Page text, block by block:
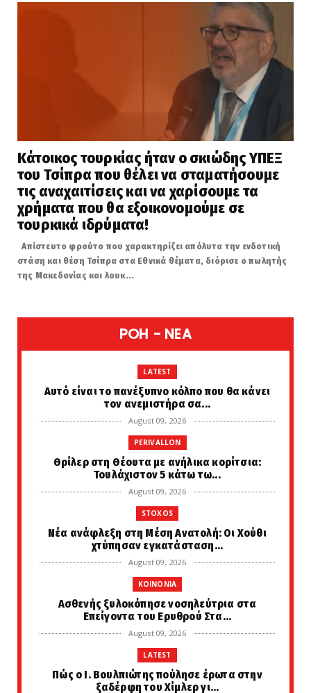
Κάτοικος τουρκίας ήταν ο σκιώδης ΥΠΕΞ
του Τσίπρα που θέλει να σταματήσουμε
τις αναχαιτίσεις και να χαρίσουμε τα
χρήματα που θα εξοικονομούμε σε
τουρκικά ιδρύματα!
Απίστευτο φρούτο που χαρακτηρίζει απόλυτα την ενδοτική
στάση και θέση Τσίπρα στα Εθνικά θέματα, διόρισε ο πωλητής
της Μακεδονίας και λουκ...
POH - NEA
LATEST
Αυτό είναι το πανέξυπνο κόλπο που θα κάνει
τον ανεμιστήρα σα...
August 09, 2026
PERIVALLON
Θρίλερ στη Θέουτα με ανήλικα κορίτσια:
Τουλάχιστον 5 κάτω τω...
August 09, 2026
STOXOS
Νέα ανάφλεξη στη Μέση Ανατολή: Οι Χούθι
χτύπησαν εγκατάσταση...
August 09, 2026
KOINONIA
Ασθενής ξυλοκόπησε νοσηλεύτρια στα
Επείγοντα του Ερυθρού Στα...
August 09, 2026
LATEST
Πώς ο Ι. Βουλπιώτης πούλησε έρωτα στην
ξαδέρφη του Χίμλερ γι...